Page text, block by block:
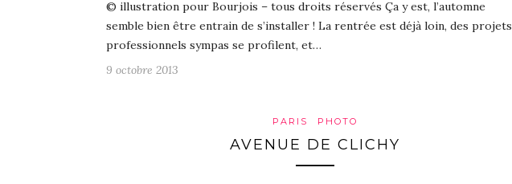
© illustration pour Bourjois – tous droits réservés Ça y est, l’automne
semble bien être entrain de s’installer ! La rentrée est déjà loin, des projets
professionnels sympas se profilent, et…
9 octobre 2013
PARIS PHOTO
AVENUE DE CLICHY